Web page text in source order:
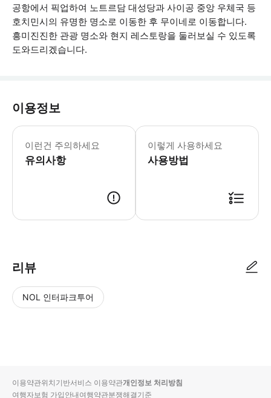
공항에서 픽업하여 노트르담 대성당과 사이공 중앙 우체국 등
호치민시의 유명한 명소로 이동한 후 무이네로 이동합니다.
흥미진진한 관광 명소와 현지 레스토랑을 둘러보실 수 있도록
도와드리겠습니다.
이용정보
이런건 주의하세요
유의사항
이렇게 사용하세요
사용방법
리뷰
NOL 인터파크투어
입니
순
상
이용약관위치기반서비스 이용약관개인정보 처리방침
여행자보험 가입안내여행약관분쟁해결기준